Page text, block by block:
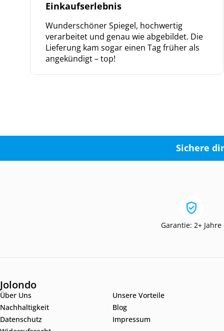
Einkaufserlebnis
Wunderschöner Spiegel, hochwertig
verarbeitet und genau wie abgebildet. Die
Lieferung kam sogar einen Tag früher als
angekündigt – top!
Sichere
Garantie: 2+ Jahre
Jolondo
Über Uns
Unsere Vorteile
Nachhaltigkeit
Blog
Datenschutz
Impressum